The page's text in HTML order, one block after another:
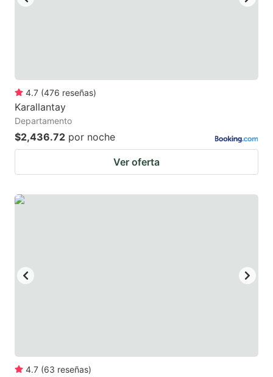
keyboard
shortcuts
for
changing
dates.
keyboard
dates.
4.7 (476 reseñas)
Karallantay
Departamento
$2,436.72 por noche
Ver oferta
4.7 (63 reseñas)